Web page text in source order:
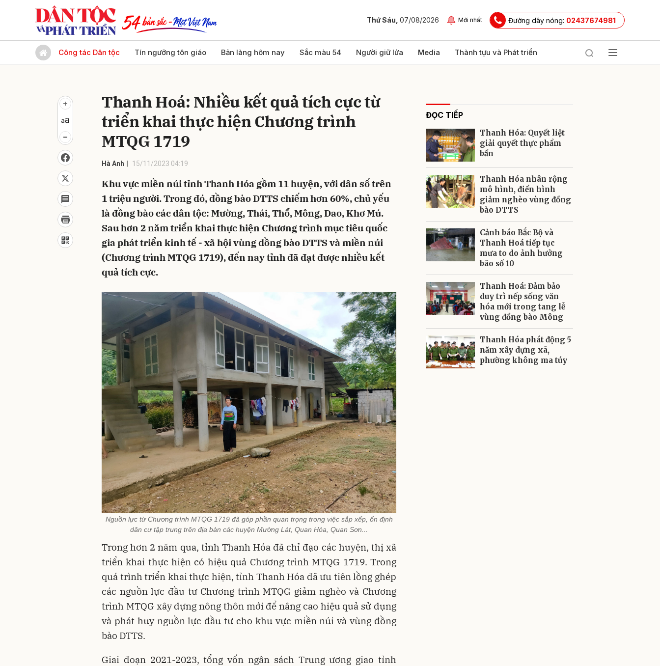
Thứ Sáu, 07/08/2026 Mới nhất Đường dây nóng: 02437674981
Công tác Dân tộc Tín ngưỡng tôn giáo Bản làng hôm nay Sắc màu 54 Người giữ lửa Media Thành tựu và Phát triển
Thanh Hoá: Nhiều kết quả tích cực từ
triển khai thực hiện Chương trình
MTQG 1719
Hà Anh 15/11/2023 04:19
Khu vực miền núi tỉnh Thanh Hóa gồm 11 huyện, với dân số trên
1 triệu người. Trong đó, đồng bào DTTS chiếm hơn 60%, chủ yếu
là đồng bào các dân tộc: Mường, Thái, Thổ, Mông, Dao, Khơ Mú.
Sau hơn 2 năm triển khai thực hiện Chương trình mục tiêu quốc
gia phát triển kinh tế - xã hội vùng đồng bào DTTS và miền núi
(Chương trình MTQG 1719), đến nay tỉnh đã đạt được nhiều kết
quả tích cực.
Nguồn lực từ Chương trình MTQG 1719 đã góp phần quan trọng trong việc sắp xếp, ổn định
dân cư tập trung trên địa bàn các huyện Mường Lát, Quan Hóa, Quan Sơn...
Trong hơn 2 năm qua, tỉnh Thanh Hóa đã chỉ đạo các huyện, thị xã
triển khai thực hiện có hiệu quả Chương trình MTQG 1719. Trong
quá trình triển khai thực hiện, tỉnh Thanh Hóa đã ưu tiên lồng ghép
các nguồn lực đầu tư Chương trình MTQG giảm nghèo và Chương
trình MTQG xây dựng nông thôn mới để nâng cao hiệu quả sử dụng
và phát huy nguồn lực đầu tư cho khu vực miền núi và vùng đồng
bào DTTS.
Giai đoạn 2021-2023, tổng vốn ngân sách Trung ương giao tỉnh
ĐỌC TIẾP
Thanh Hóa: Quyết liệt
giải quyết thực phẩm
bẩn
Thanh Hóa nhân rộng
mô hình, điển hình
giảm nghèo vùng đồng
bào DTTS
Cảnh báo Bắc Bộ và
Thanh Hoá tiếp tục
mưa to do ảnh hưởng
bão số 10
Thanh Hoá: Đảm bảo
duy trì nếp sống văn
hóa mới trong tang lễ
vùng đồng bào Mông
Thanh Hóa phát động 5
năm xây dựng xã,
phường không ma túy
Gửi bình luận
Gửi